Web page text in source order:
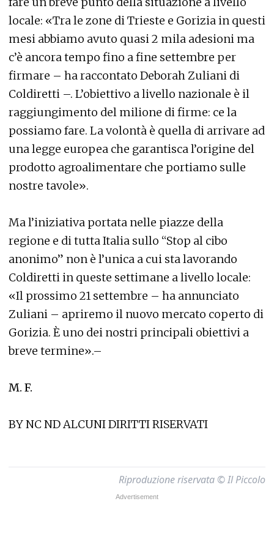
locale: «Tra le zone di Trieste e Gorizia in questi
mesi abbiamo avuto quasi 2 mila adesioni ma
c’è ancora tempo fino a fine settembre per
firmare – ha raccontato Deborah Zuliani di
Coldiretti –. L’obiettivo a livello nazionale è il
raggiungimento del milione di firme: ce la
possiamo fare. La volontà è quella di arrivare ad
una legge europea che garantisca l’origine del
prodotto agroalimentare che portiamo sulle
nostre tavole».
Ma l’iniziativa portata nelle piazze della
regione e di tutta Italia sullo “Stop al cibo
anonimo” non è l’unica a cui sta lavorando
Coldiretti in queste settimane a livello locale:
«Il prossimo 21 settembre – ha annunciato
Zuliani – apriremo il nuovo mercato coperto di
Gorizia. È uno dei nostri principali obiettivi a
breve termine».–
M. F.
BY NC ND ALCUNI DIRITTI RISERVATI
Riproduzione riservata © Il Piccolo